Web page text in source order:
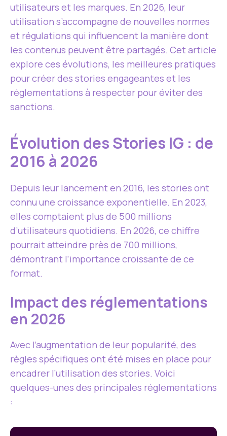
utilisateurs et les marques. En 2026, leur
utilisation s’accompagne de nouvelles normes
et régulations qui influencent la manière dont
les contenus peuvent être partagés. Cet article
explore ces évolutions, les meilleures pratiques
pour créer des stories engageantes et les
réglementations à respecter pour éviter des
sanctions.
Évolution des Stories IG : de
2016 à 2026
Depuis leur lancement en 2016, les stories ont
connu une croissance exponentielle. En 2023,
elles comptaient plus de 500 millions
d’utilisateurs quotidiens. En 2026, ce chiffre
pourrait atteindre près de 700 millions,
démontrant l’importance croissante de ce
format.
Impact des réglementations
en 2026
Avec l’augmentation de leur popularité, des
règles spécifiques ont été mises en place pour
encadrer l’utilisation des stories. Voici
quelques-unes des principales réglementations
: